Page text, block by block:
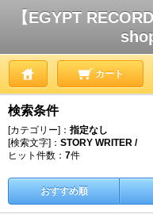
【EGYPT
カート
検索条件
[カテゴリー]： 指定なし
[検索文字]： STORY WRITER /
ヒット件数： 7件
おすすめ順